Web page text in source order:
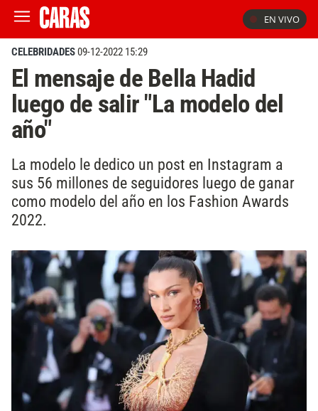
EN VIVO
CELEBRIDADES09-12-2022 15:29
El mensaje de Bella Hadid
luego de salir "La modelo del
año"
La modelo le dedico un post en Instagram a
sus 56 millones de seguidores luego de ganar
como modelo del año en los Fashion Awards
2022.